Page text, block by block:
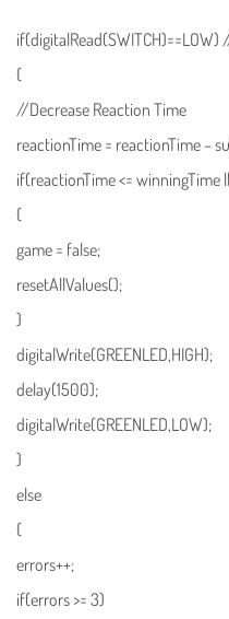
{
//Decrease Reaction Time
reactionTime = reactionTime –
if(reactionTime <= winningTime
{
game = false;
resetAllValues();
}
digitalWrite(GREENLED,HIGH);
delay(1500);
digitalWrite(GREENLED,LOW);
}
else
{
errors++;
if(errors >= 3)